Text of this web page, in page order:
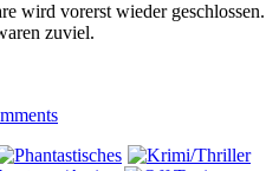
wird vorerst wieder geschlossen.
zuviel.